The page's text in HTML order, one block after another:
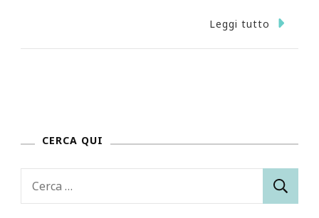
Leggi tutto
CERCA QUI